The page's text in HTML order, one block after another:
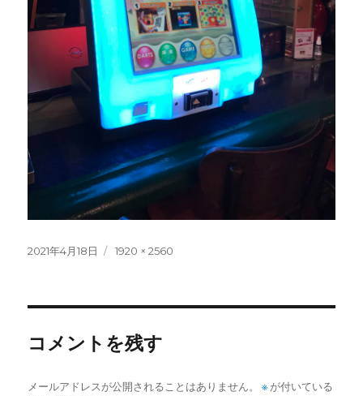
投
2021年4月18日
フ
1920 × 2560
コメントを残す
メールアドレスが公開されることはありません。 ※ が付いている